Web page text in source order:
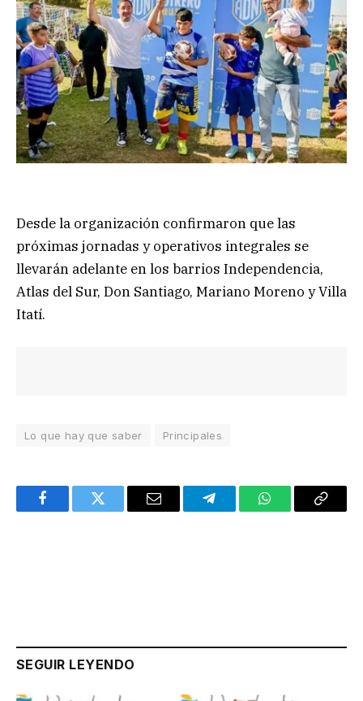
Desde la organización confirmaron que las
próximas jornadas y operativos integrales se
llevarán adelante en los barrios Independencia,
Atlas del Sur, Don Santiago, Mariano Moreno y Villa
Itatí.
Lo que hay que saber Principales
FacebookTwitter Email TelegramWhatsAppCopy
SEGUIR LEYENDO